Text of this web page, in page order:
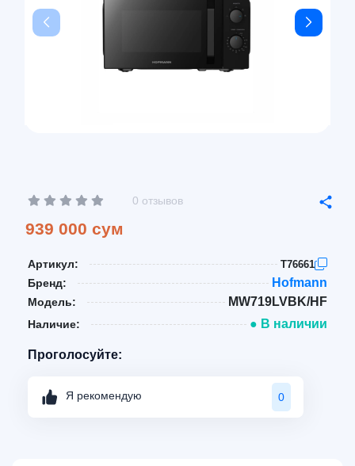
0 отзывов
939 000 сум
Артикул: T76661
Бренд: Hofmann
Модель: MW719LVBK/HF
Наличие: ● В наличии
Проголосуйте:
Я рекомендую 0